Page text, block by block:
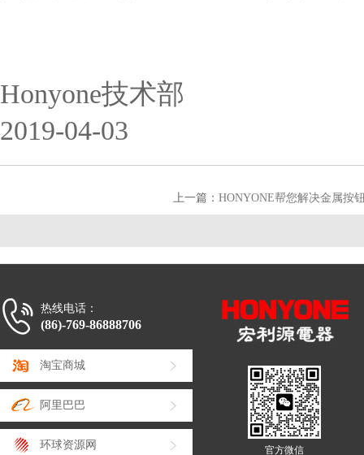
Honyone技术部
2019-04-03
上一篇： HONYONE帮您解决金属按
热线电话：
(86)-769-86888706
淘宝商城
阿里巴巴
环球资源网 官方微信